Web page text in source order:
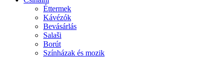
Éttermek
Kávézók
Bevásárlás
Salaši
Borút
Színházak és mozik